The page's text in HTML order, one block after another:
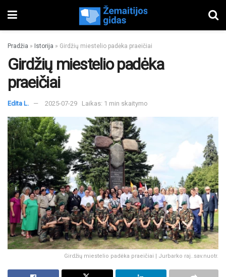
Pradžia » Istorija » Girdžių miestelio padėka praeičiai
Girdžių miestelio padėka
praeičiai
Edita L. 2025-07-29 Laikas: 1 min skaitymo
Girdžių miestelio padėka praeičiai | Jurbarko raj..sav.nuotr.